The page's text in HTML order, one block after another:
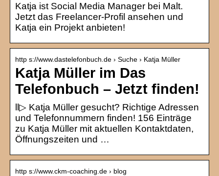
Katja ist Social Media Manager bei Malt.
Jetzt das Freelancer-Profil ansehen und
Katja ein Projekt anbieten!
http s://www.dastelefonbuch.de › Suche › Katja Müller
Katja Müller im Das
Telefonbuch – Jetzt finden!
ll▷ Katja Müller gesucht? Richtige Adressen
und Telefonnummern finden! 156 Einträge
zu Katja Müller mit aktuellen Kontaktdaten,
Öffnungszeiten und …
http s://www.ckm-coaching.de › blog